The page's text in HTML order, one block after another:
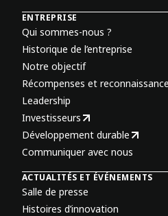
ENTREPRISE
Qui sommes-nous ?
Historique de l’entreprise
Notre objectif
Récompenses et reconnaissance
Leadership
Investisseurs
Développement durable
Communiquer avec nous
ACTUALITÉS ET ÉVÉNEMENTS
Salle de presse
Histoires d’innovation